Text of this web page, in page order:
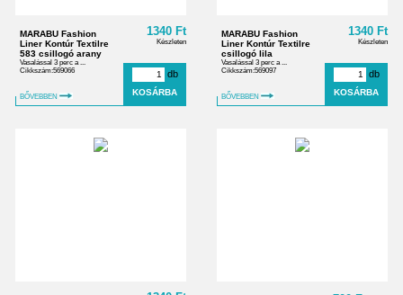
MARABU Fashion
Liner Kontúr Textilre
583 csillogó arany
Vasalással 3 perc a ...
Cikkszám:569066
BŐVEBBEN
1340 Ft
Készleten
db
MARABU Fashion
Liner Kontúr Textilre
csillogó lila
Vasalással 3 perc a ...
Cikkszám:569097
BŐVEBBEN
1340 Ft
Készleten
db